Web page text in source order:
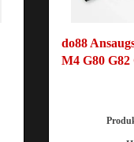
do88
M4 G80 G82